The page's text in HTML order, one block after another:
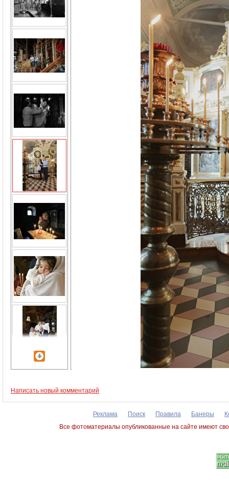
Написать новый комментарий
Реклама Поиск Правила Банеры
Все фотоматериалы опубликованные на сайте имеют